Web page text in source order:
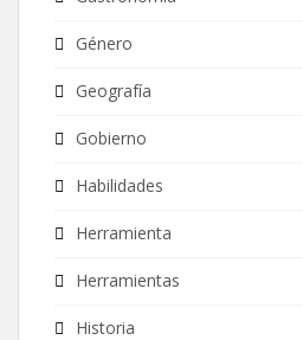
Género
Geografía
Gobierno
Habilidades
Herramienta
Herramientas
Historia